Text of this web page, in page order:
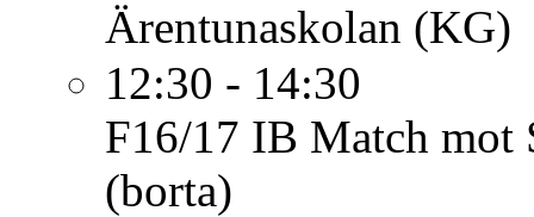
Ärentunaskolan (KG)
12:30 - 14:30
F16/17 IB Match mot
(borta)